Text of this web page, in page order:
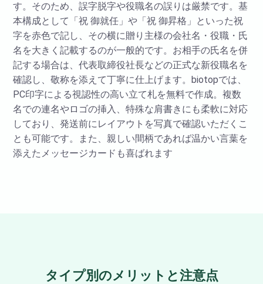
す。そのため、誤字脱字や役職名の誤りは厳禁です。基
本構成として「祝 御就任」や「祝 御昇格」といった祝
字を赤色で記し、その横に贈り主様の会社名・役職・氏
名を大きく記載するのが一般的です。お相手の氏名を併
記する場合は、代表取締役社長などの正式な新役職名を
確認し、敬称を添えて丁寧に仕上げます。biotopでは、
PC印字による視認性の高い立て札を無料で作成。複数
名での連名やロゴの挿入、特殊な肩書きにも柔軟に対応
しており、発送前にレイアウトを写真で確認いただくこ
とも可能です。また、親しい間柄であれば温かい言葉を
添えたメッセージカードも喜ばれます
タイプ別のメリットと注意点